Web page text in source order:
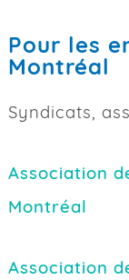
Pour les
Montréal
Syndicats,
Association
Montréal
Association